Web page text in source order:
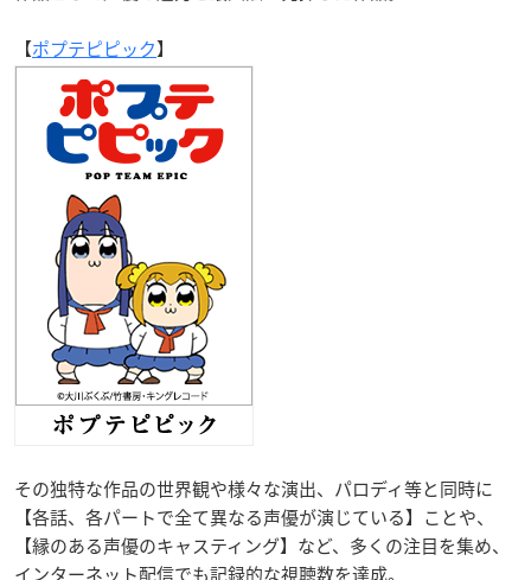
【ポプテピピック】
その独特な作品の世界観や様々な演出、パロディ等と同時に
【各話、各パートで全て異なる声優が演じている】ことや、
【縁のある声優のキャスティング】など、多くの注目を集め、
インターネット配信でも記録的な視聴数を達成。